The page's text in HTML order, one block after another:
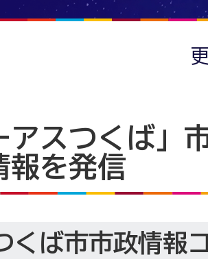
アスつくば」
報を発信
くば市市政情報